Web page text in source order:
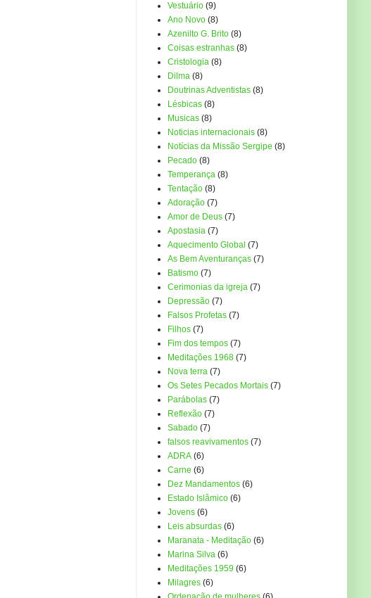
Vestuário (9)
Ano Novo (8)
Azenilto G. Brito (8)
Coisas estranhas (8)
Cristologia (8)
Dilma (8)
Doutrinas Adventistas (8)
Lésbicas (8)
Musicas (8)
Noticias internacionais (8)
Notícias da Missão Sergipe (8)
Pecado (8)
Temperança (8)
Tentação (8)
Adoração (7)
Amor de Deus (7)
Apostasia (7)
Aquecimento Global (7)
As Bem Aventuranças (7)
Batismo (7)
Cerimonias da igreja (7)
Depressão (7)
Falsos Profetas (7)
Filhos (7)
Fim dos tempos (7)
Meditações 1968 (7)
Nova terra (7)
Os Setes Pecados Mortais (7)
Parábolas (7)
Reflexão (7)
Sabado (7)
falsos reavivamentos (7)
ADRA (6)
Carne (6)
Dez Mandamentos (6)
Estado Islâmico (6)
Jovens (6)
Leis absurdas (6)
Maranata - Meditação (6)
Marina Silva (6)
Meditações 1959 (6)
Milagres (6)